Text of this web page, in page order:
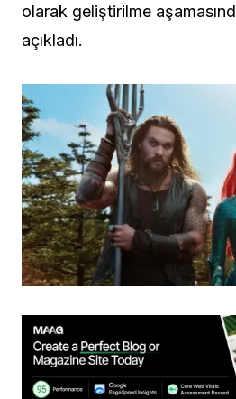
olarak geliştirilme
açıkladı.